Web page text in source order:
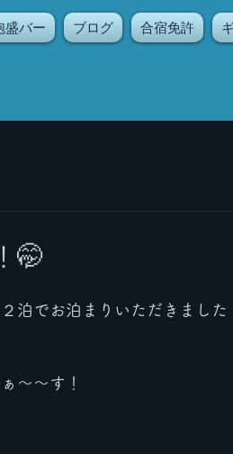
盛バー ブログ 合宿免許
🤭
泊でお泊まりいただきました
〜〜す！